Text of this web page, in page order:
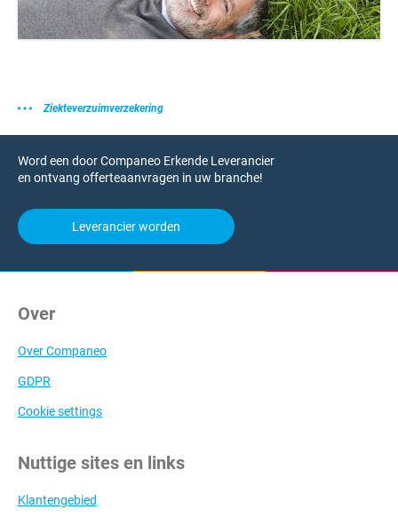
Ziekteverzuimverzekering
Word een door Companeo Erkende Leverancier
en ontvang offerteaanvragen in uw branche!
Leverancier worden
Over
Over Companeo
GDPR
Cookie settings
Nuttige sites en links
Klantengebied